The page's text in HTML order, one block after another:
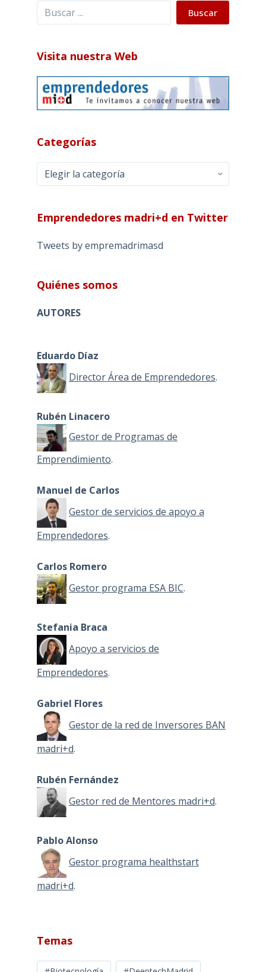
Buscar Buscar
Visita nuestra Web
Categorías
Categorías
Emprendedores madri+d en Twitter
Tweets by empremadrimasd
Quiénes somos
AUTORES
Eduardo Díaz
Director Área de Emprendedores.
Rubén Linacero
Gestor de Programas de
Emprendimiento.
Manuel de Carlos
Gestor de servicios de apoyo a
Emprendedores.
Carlos Romero
Gestor programa ESA BIC.
Stefania Braca
Apoyo a servicios de
Emprendedores.
Gabriel Flores
Gestor de la red de Inversores BAN
madri+d.
Rubén Fernández
Gestor red de Mentores madri+d.
Pablo Alonso
Gestor programa healthstart
madri+d.
Temas